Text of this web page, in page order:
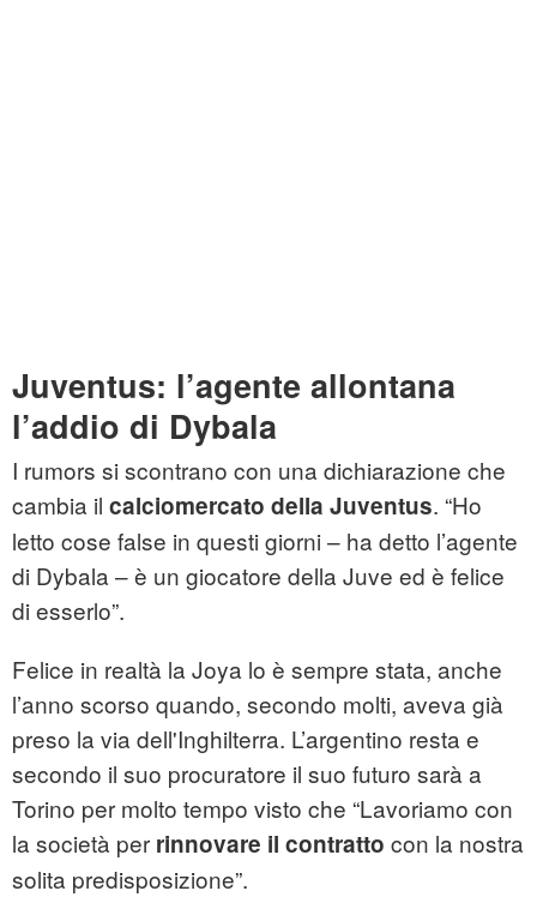
Juventus: l’agente allontana
l’addio di Dybala
I rumors si scontrano con una dichiarazione che
cambia il calciomercato della Juventus. “Ho
letto cose false in questi giorni – ha detto l’agente
di Dybala – è un giocatore della Juve ed è felice
di esserlo”.
Felice in realtà la Joya lo è sempre stata, anche
l’anno scorso quando, secondo molti, aveva già
preso la via dell'Inghilterra. L’argentino resta e
secondo il suo procuratore il suo futuro sarà a
Torino per molto tempo visto che “Lavoriamo con
la società per rinnovare il contratto con la nostra
solita predisposizione”.